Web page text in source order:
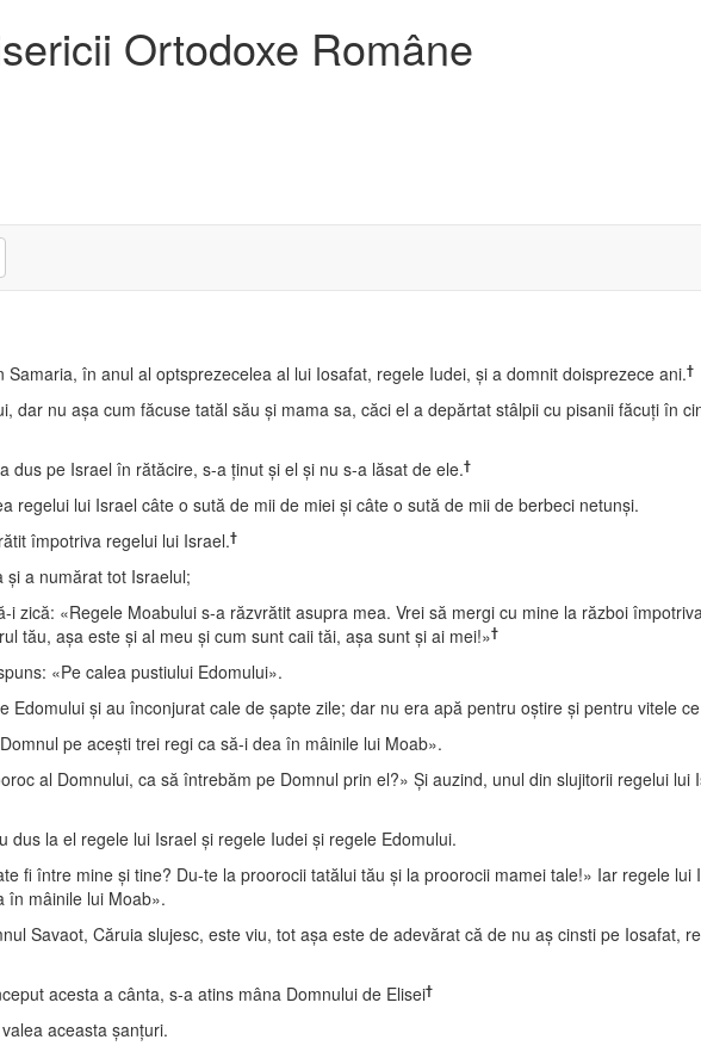
Ortodoxe Române
în anul al optsprezecelea al lui Iosafat, regele Iudei, şi a domnit doisprezece ani.†
dar nu aşa cum făcuse tatăl său şi mama sa, căci el a depărtat stâlpii cu pisanii făcuţi în
dus pe Israel în rătăcire, s-a ţinut şi el şi nu s-a lăsat de ele.†
regelui lui Israel câte o sută de mii de miei şi câte o sută de mii de berbeci netunşi.
împotriva regelui lui Israel.†
a numărat tot Israelul;
zică: «Regele Moabului s-a răzvrătit asupra mea. Vrei să mergi cu mine la război
tău, aşa este şi al meu şi cum sunt caii tăi, aşa sunt şi ai mei!»†
«Pe calea pustiului Edomului».
Edomului şi au înconjurat cale de şapte zile; dar nu era apă pentru oştire şi pentru vitele
pe aceşti trei regi ca să-i dea în mâinile lui Moab».
al Domnului, ca să întrebăm pe Domnul prin el?» Şi auzind, unul din slujitorii regelui lui
dus la el regele lui Israel şi regele Iudei şi regele Edomului.
fi între mine şi tine? Du-te la proorocii tatălui tău şi la proorocii mamei tale!» Iar regele lui
în mâinile lui Moab».
Savaot, Căruia slujesc, este viu, tot aşa este de adevărat că de nu aş cinsti pe Iosafat,
acesta a cânta, s-a atins mâna Domnului de Elisei†
aceasta şanţuri.